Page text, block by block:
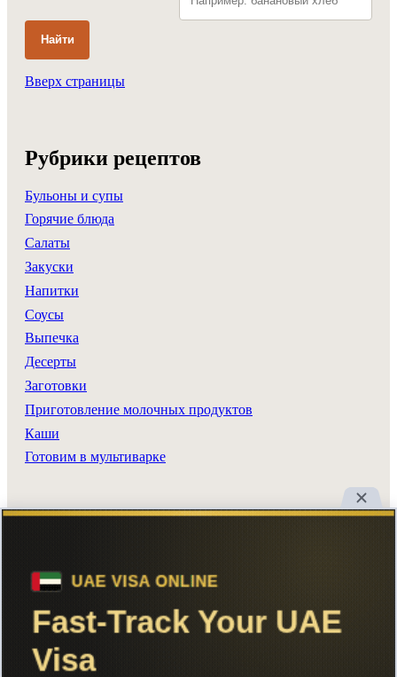
Найти
Вверх страницы
Рубрики рецептов
Бульоны и супы
Горячие блюда
Салаты
Закуски
Напитки
Соусы
Выпечка
Десерты
Заготовки
Приготовление молочных продуктов
Каши
Готовим в мультиварке
Главная
Поиск
Авторы
Реклама
Вход
Добавить рецепт